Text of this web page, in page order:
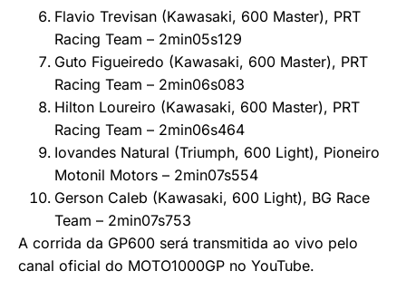
Flavio Trevisan (Kawasaki, 600 Master), PRT
Racing Team – 2min05s129
Guto Figueiredo (Kawasaki, 600 Master), PRT
Racing Team – 2min06s083
Hilton Loureiro (Kawasaki, 600 Master), PRT
Racing Team – 2min06s464
Iovandes Natural (Triumph, 600 Light), Pioneiro
Motonil Motors – 2min07s554
Gerson Caleb (Kawasaki, 600 Light), BG Race
Team – 2min07s753
A corrida da GP600 será transmitida ao vivo pelo
canal oficial do MOTO1000GP no YouTube.